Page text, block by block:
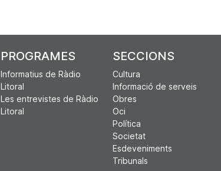
PROGRAMES
Informatius de Ràdio
Litoral
Les entrevistes de Ràdio
Litoral
SECCIONS
Cultura
Informació de serveis
Obres
Oci
Política
Societat
Esdeveniments
Tribunals